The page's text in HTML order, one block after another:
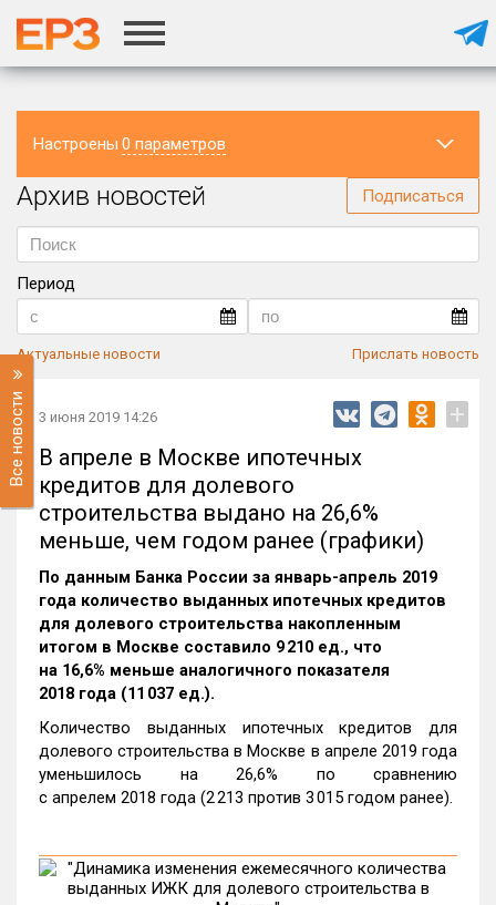
Настроены 0 параметров
Регион
Архив новостей Подписаться
Период
Актуальные новости Прислать новость
Все новости 3 июня 2019 14:26 +
В апреле в Москве ипотечных
кредитов для долевого
строительства выдано на 26,6%
меньше, чем годом ранее (графики)
По данным Банка России за январь-апрель 2019
года количество выданных ипотечных кредитов
для долевого строительства накопленным
итогом в Москве составило 9 210 ед., что
на 16,6% меньше аналогичного показателя
2018 года (11 037 ед.).
Количество выданных ипотечных кредитов для
долевого строительства в Москве в апреле 2019 года
уменьшилось на 26,6% по сравнению
с апрелем 2018 года (2 213 против 3 015 годом ранее).